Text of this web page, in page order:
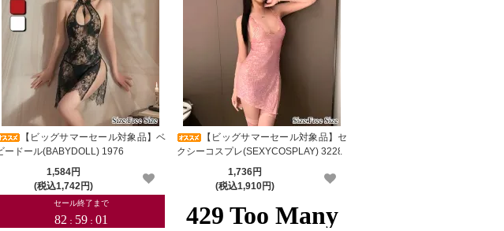
【ビッグサマーセール対象品】ベ
ードール(BABYDOLL) 1976
1,584円
(税込1,742円)
【ビッグサマーセール対象品】セ
クシーコスプレ(SEXYCOSPLAY) 3228
1,736円
(税込1,910円)